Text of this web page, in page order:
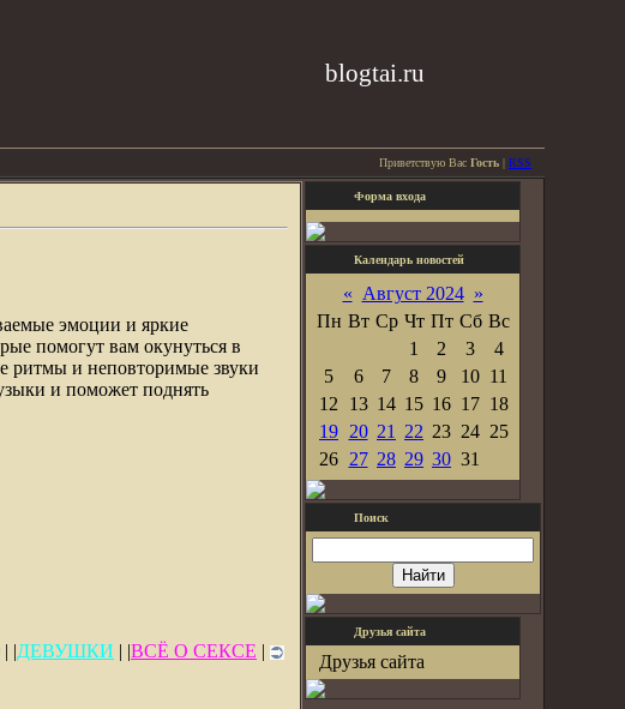
blogtai.ru
Приветствую Вас Гость | RSS
эмоции и яркие
помогут вам окунуться в
ритмы и неповторимые звуки
и поможет поднять
|ДЕВУШКИ | |ВСЁ О СЕКСЕ |
Форма входа
Календарь новостей
« Август 2024 »
Пн Вт Ср Чт Пт Сб Вс
1
2 3
4
5
6 7 8 9 10 11
12
13 14 15 16 17 18
19 20 21 22 23 24 25
26 27 28 29 30 31
Поиск
Друзья сайта
Друзья сайта